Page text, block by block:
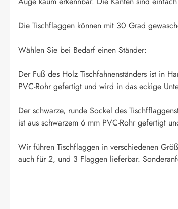
Die Tischflaggen können mit 30 Grad
Wählen Sie bei Bedarf einen Ständer:
Der Fuß des Holz Tischfahnenständers ist in
PVC-Rohr gefertigt und wird in das eckige
Der schwarze, runde Sockel des
ist aus schwarzem 6 mm PVC-Rohr gefertigt
Wir führen Tischflaggen in verschiedenen
auch für 2, und 3 Flaggen lieferbar.